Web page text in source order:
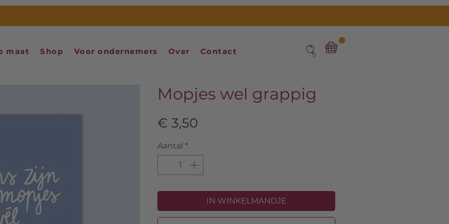
maat Shop Voor ondernemers Over Contact
Mopjes wel grappig
€ 3,50
Aantal *
IN WINKELMANDJE